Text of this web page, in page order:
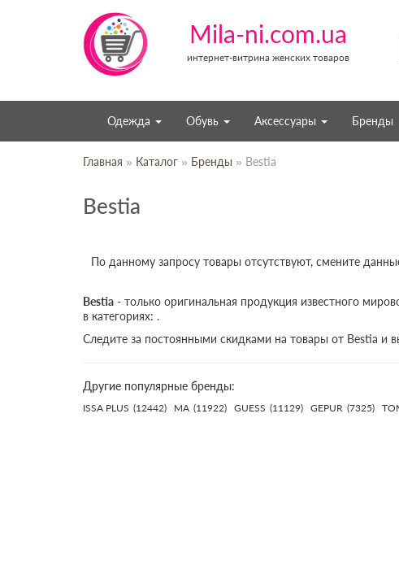
Mila-ni.com.ua
интернет-витрина женских товаров
Одежда Обувь Аксессуары Бренды
Главная » Каталог » Бренды » Bestia
Bestia
По данному запросу товары отсутствуют, смените
Bestia - только оригинальная продукция известного
в категориях: .
Следите за постоянными скидками на товары от Bestia и
Другие популярные бренды:
ISSA PLUS (12442) MA (11922) GUESS (11129) GEPUR (7325)